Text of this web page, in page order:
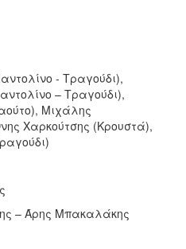
- Τραγούδι),
– Τραγούδι),
Μιχάλης
Χαρκούτσης (Κρουστά),
– Άρης Μπακαλάκης